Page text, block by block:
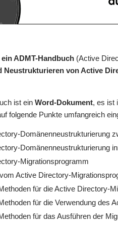
ADMT-Handbuch (Active
Neustrukturieren von Active
ist einWord-Dokument, es ist
folgende Punkte umfangreich
Domänenneustrukturierung
Domänenneustrukturierung
Migrationsprogramm
Active Directory-
für die Active Directory-
für die Verwendung des
für das Ausführen der